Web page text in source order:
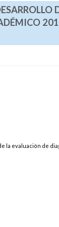
evaluación de